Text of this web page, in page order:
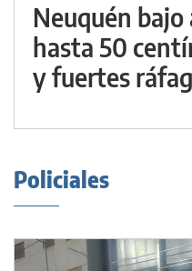
Neuquén
hasta 50
y fuertes
Policiales